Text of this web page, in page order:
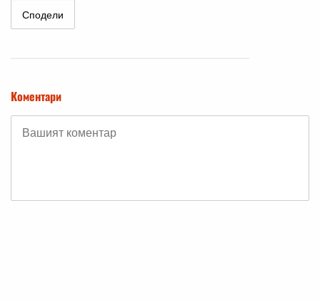
Сподели
Коментари